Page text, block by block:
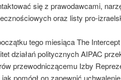
się z prawodawcami,
oraz listy pro-
tego miesiąca The
działań politycznych AIPAC
przewodniczącemu Izby
pomógł on zapewnić uchwalenie